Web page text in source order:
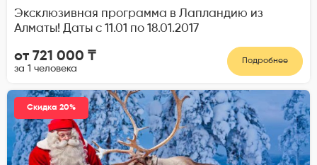
Эксклюзивная программа в Лапландию из
Алматы! Даты с 11.01 по 18.01.2017
от 721 000 ₸
за 1 человека
Подробнее
Скидка 20%